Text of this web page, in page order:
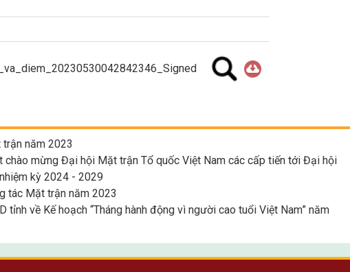
năm 2023
mừng Đại hội Mặt trận Tổ quốc Việt Nam các cấp tiến tới Đại hội
kỳ 2024 - 2029
tác Mặt trận năm 2023
về Kế hoạch “Tháng hành động vì người cao tuổi Việt Nam” năm